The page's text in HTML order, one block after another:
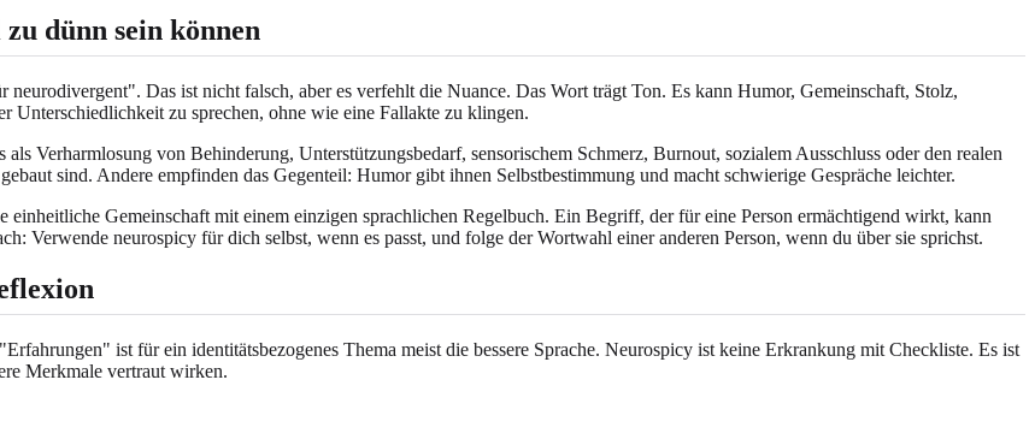
dünn sein können
Das ist nicht falsch, aber es verfehlt die Nuance. Das Wort trägt Ton. Es kann Humor, Gemeinschaft, Stolz,
Unterschiedlichkeit zu sprechen, ohne wie eine Fallakte zu klingen.
Verharmlosung von Behinderung, Unterstützungsbedarf, sensorischem Schmerz, Burnout, sozialem Ausschluss oder den realen
sind. Andere empfinden das Gegenteil: Humor gibt ihnen Selbstbestimmung und macht schwierige Gespräche leichter.
Gemeinschaft mit einem einzigen sprachlichen Regelbuch. Ein Begriff, der für eine Person ermächtigend wirkt, kann
Verwende neurospicy für dich selbst, wenn es passt, und folge der Wortwahl einer anderen Person, wenn du über sie sprichst.
ist für ein identitätsbezogenes Thema meist die bessere Sprache. Neurospicy ist keine Erkrankung mit Checkliste. Es ist
Merkmale vertraut wirken.